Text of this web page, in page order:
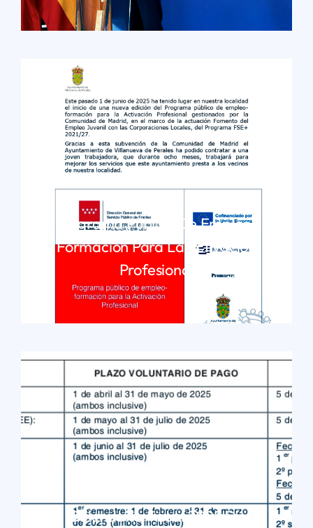
LEER MÁS
Programa Público De Empleo-
Formación Para La Activación
Profesional
LEER MÁS
Calendario Fiscal 2025 De